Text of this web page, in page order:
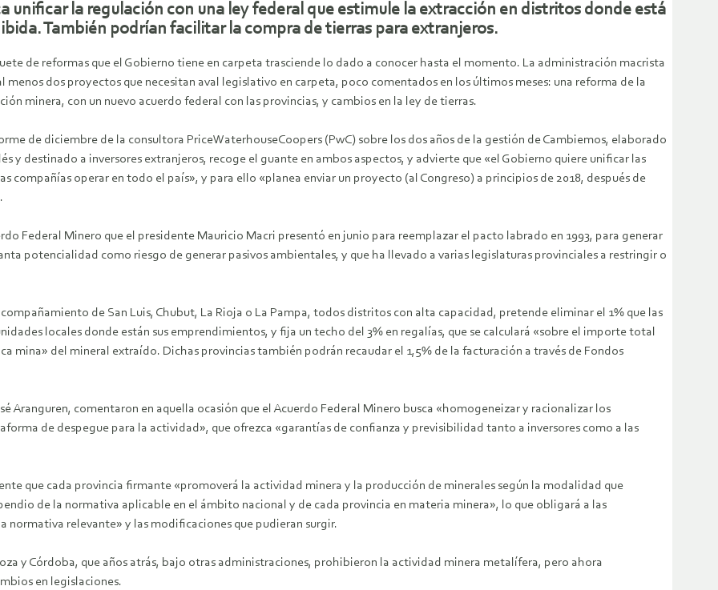
unificar la regulación con una ley federal que estimule la extracción en distritos donde está
También podrían facilitar la compra de tierras para extranjeros.
de reformas que el Gobierno tiene en carpeta trasciende lo dado a conocer hasta el momento. La administración macrista
menos dos proyectos que necesitan aval legislativo en carpeta, poco comentados en los últimos meses: una reforma de la
minera, con un nuevo acuerdo federal con las provincias, y cambios en la ley de tierras.
de diciembre de la consultora PriceWaterhouseCoopers (PwC) sobre los dos años de la gestión de Cambiemos, elaborado
y destinado a inversores extranjeros, recoge el guante en ambos aspectos, y advierte que «el Gobierno quiere unificar las
compañías operar en todo el país», y para ello «planea enviar un proyecto (al Congreso) a principios de 2018, después de
Federal Minero que el presidente Mauricio Macri presentó en junio para reemplazar el pacto labrado en 1993, para generar
potencialidad como riesgo de generar pasivos ambientales, y que ha llevado a varias legislaturas provinciales a restringir o
de San Luis, Chubut, La Rioja o La Pampa, todos distritos con alta capacidad, pretende eliminar el 1% que las
locales donde están sus emprendimientos, y fija un techo del 3% en regalías, que se calculará «sobre el importe total
mina» del mineral extraído. Dichas provincias también podrán recaudar el 1,5% de la facturación a través de Fondos
Aranguren, comentaron en aquella ocasión que el Acuerdo Federal Minero busca «homogeneizar y racionalizar los
de despegue para la actividad», que ofrezca «garantías de confianza y previsibilidad tanto a inversores como a las
que cada provincia firmante «promoverá la actividad minera y la producción de minerales según la modalidad que
de la normativa aplicable en el ámbito nacional y de cada provincia en materia minera», lo que obligará a las
relevante» y las modificaciones que pudieran surgir.
y Córdoba, que años atrás, bajo otras administraciones, prohibieron la actividad minera metalífera, pero ahora
en legislaciones.